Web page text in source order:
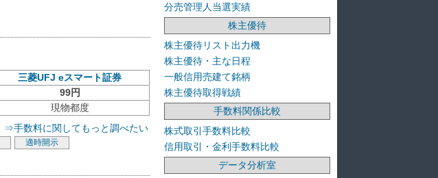
三菱UFJ eスマート証券
99円
現物都度
⇒手数料に関してもっと調べたい
適時開示
分売管理人当選実績
株主優待
株主優待リスト出力機
株主優待・主な日程
一般信用売建て銘柄
株主優待取得戦績
手数料関係比較
株式取引手数料比較
信用取引・金利手数料比較
データ分析室